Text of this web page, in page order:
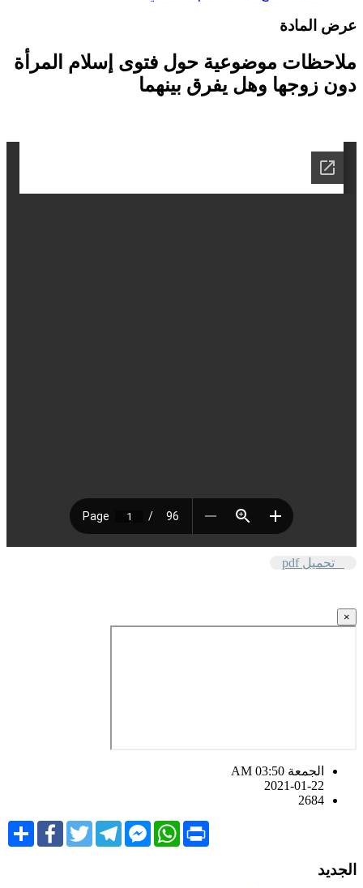
المادة
موضوعية حول فتوى إسلام المرأة
زوجها وهل يفرق بينهما
تحميل pdf
الجمعة AM 03:50
2021-01-22
2684
ShareFacebookTwitterTelegramFacebook
Messenger
WhatsApp Print